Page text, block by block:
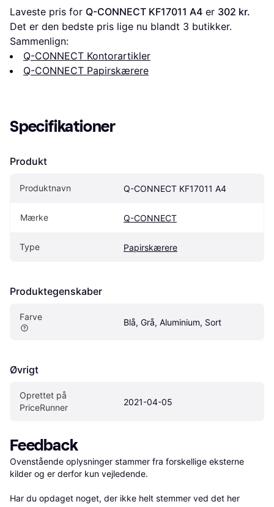
Laveste pris for Q-CONNECT KF17011 A4 er 302 kr.
Det er den bedste pris lige nu blandt 3 butikker.
Sammenlign:
Q-CONNECT Kontorartikler
Q-CONNECT Papirskærere
Specifikationer
Produkt
Produktnavn Q-CONNECT KF17011 A4
Mærke Q-CONNECT
Type Papirskærere
Produktegenskaber
Farve
Blå, Grå, Aluminium, Sort
Øvrigt
Oprettet på
PriceRunner
2021-04-05
Feedback
Ovenstående oplysninger stammer fra forskellige eksterne
kilder og er derfor kun vejledende.
Har du opdaget noget, der ikke helt stemmer ved det her